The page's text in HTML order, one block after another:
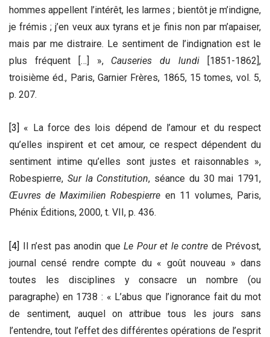
hommes appellent l’intérêt, les larmes ; bientôt je m’indigne,
je frémis ; j’en veux aux tyrans et je finis non par m’apaiser,
mais par me distraire. Le sentiment de l’indignation est le
plus fréquent […] », Causeries du lundi
[1851-1862],
troisième éd., Paris, Garnier Frères, 1865, 15 tomes, vol. 5,
p. 207.
[3]
« La force des lois dépend de l’amour et du respect
qu’elles inspirent et cet amour, ce respect dépendent du
sentiment intime qu’elles sont justes et raisonnables »,
Robespierre, Sur la Constitution, séance du 30 mai 1791,
Œuvres de Maximilien Robespierre en 11 volumes, Paris,
Phénix Éditions, 2000, t. VII, p. 436.
[4] Il n’est pas anodin que Le Pour et le contre de Prévost,
journal censé rendre compte du « goût nouveau » dans
toutes les disciplines y consacre un nombre (ou
paragraphe) en 1738 : « L’abus que l’ignorance fait du mot
de sentiment, auquel on attribue tous les jours sans
l’entendre, tout l’effet des différentes opérations de l’esprit